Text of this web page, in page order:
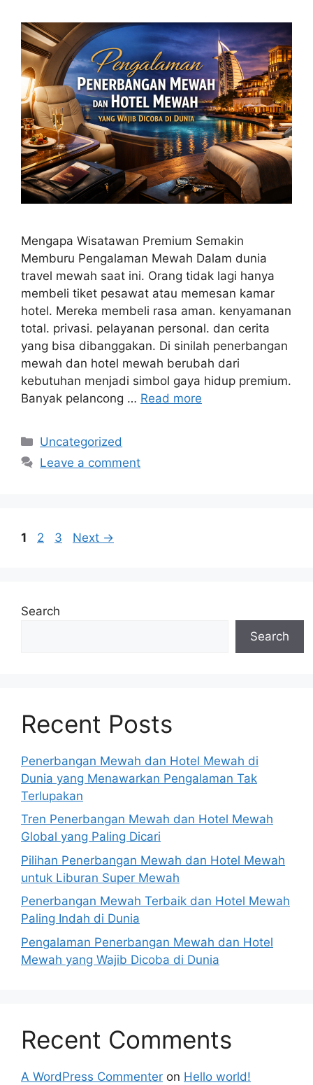
Mengapa Wisatawan Premium Semakin
Memburu Pengalaman Mewah Dalam dunia
travel mewah saat ini. Orang tidak lagi hanya
membeli tiket pesawat atau memesan kamar
hotel. Mereka membeli rasa aman. kenyamanan
total. privasi. pelayanan personal. dan cerita
yang bisa dibanggakan. Di sinilah penerbangan
mewah dan hotel mewah berubah dari
kebutuhan menjadi simbol gaya hidup premium.
Banyak pelancong … Read more
Categories
Uncategorized
Leave a comment
Page
1 Page
2 Page
3 Next →
Search
Search
Recent Posts
Penerbangan Mewah dan Hotel Mewah di
Dunia yang Menawarkan Pengalaman Tak
Terlupakan
Tren Penerbangan Mewah dan Hotel Mewah
Global yang Paling Dicari
Pilihan Penerbangan Mewah dan Hotel Mewah
untuk Liburan Super Mewah
Penerbangan Mewah Terbaik dan Hotel Mewah
Paling Indah di Dunia
Pengalaman Penerbangan Mewah dan Hotel
Mewah yang Wajib Dicoba di Dunia
Recent Comments
A WordPress Commenter on Hello world!